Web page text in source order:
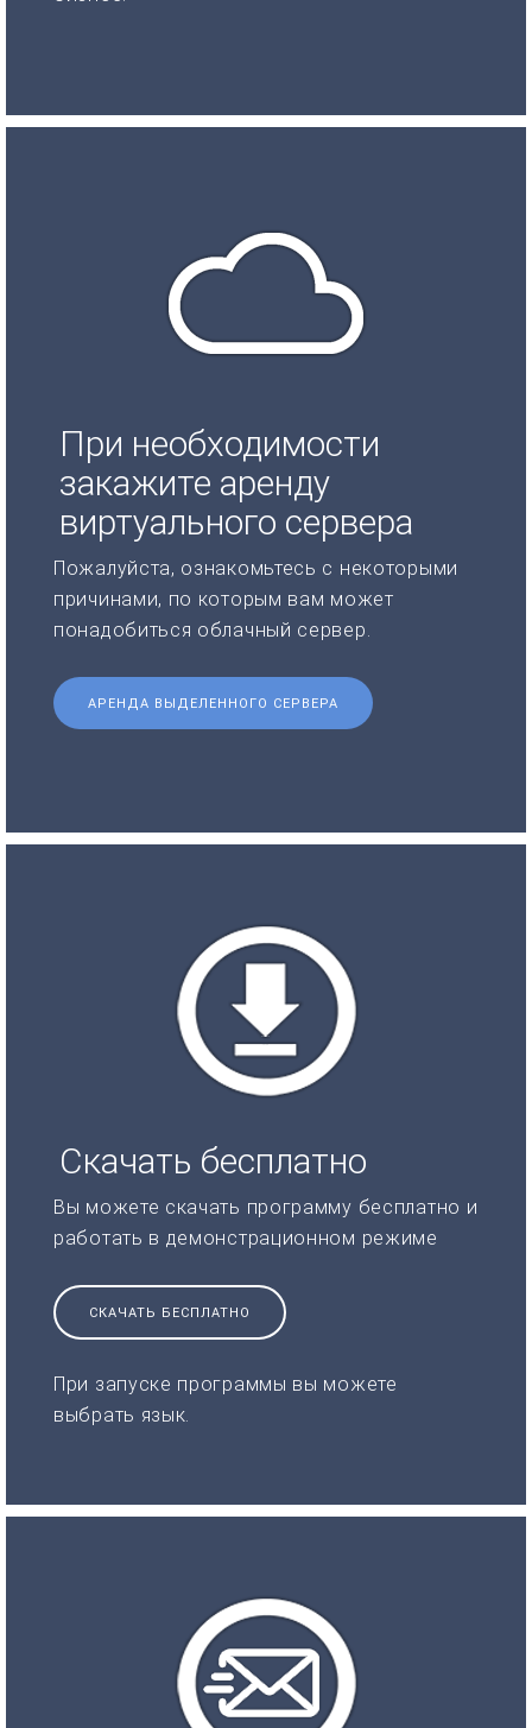
При необходимости
закажите аренду
виртуального сервера
Пожалуйста, ознакомьтесь с некоторыми
причинами, по которым вам может
понадобиться облачный сервер.
АРЕНДА ВЫДЕЛЕННОГО СЕРВЕРА
Скачать бесплатно
Вы можете скачать программу бесплатно и
работать в демонстрационном режиме
СКАЧАТЬ БЕСПЛАТНО
При запуске программы вы можете
выбрать язык.